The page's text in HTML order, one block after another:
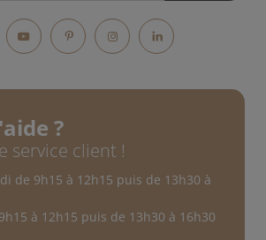
YouTubePinterestInstagramLinkedIn
?
service client !
de 9h15 à 12h15 puis de 13h30 à
à 12h15 puis de 13h30 à 16h30